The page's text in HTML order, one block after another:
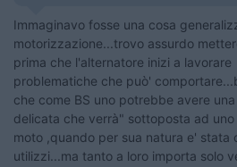
Immaginavo fosse una cosa
motorizzazione...trovo assurdo
prima che l'alternatore inizi a
problematiche che può'
che come BS uno potrebbe avere
delicata che verrà" sottoposta ad uno
moto ,quando per sua natura e' stata
utilizzi...ma tanto a loro importa solo